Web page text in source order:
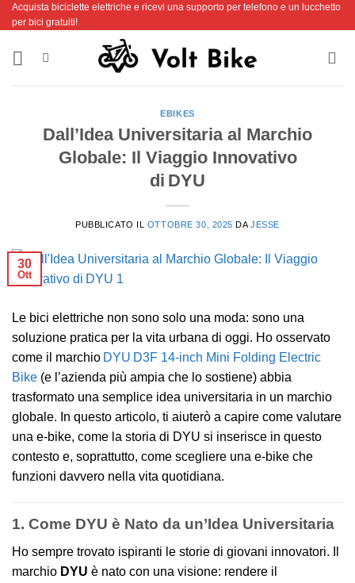
Salta
ai
contenuti
Acquista biciclette elettriche e ricevi una supporto per telefono e un lucchetto
per bici gratuiti!
EBIKES
Dall’Idea Universitaria al Marchio
Globale: Il Viaggio Innovativo
di DYU
PUBBLICATO IL OTTOBRE 30, 2025 DAJESSE
30
Ott
Le bici elettriche non sono solo una moda: sono una
soluzione pratica per la vita urbana di oggi. Ho osservato
come il marchio DYU D3F 14‑inch Mini Folding Electric
Bike (e l’azienda più ampia che lo sostiene) abbia
trasformato una semplice idea universitaria in un marchio
globale. In questo articolo, ti aiuterò a capire come valutare
una e‑bike, come la storia di DYU si inserisce in questo
contesto e, soprattutto, come scegliere una e‑bike che
funzioni davvero nella vita quotidiana.
1. Come DYU è Nato da un’Idea Universitaria
Ho sempre trovato ispiranti le storie di giovani innovatori. Il
marchio DYU è nato con una visione: rendere il